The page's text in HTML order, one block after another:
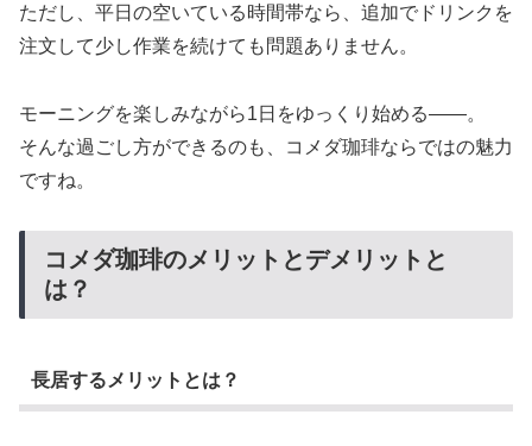
ただし、平日の空いている時間帯なら、追加でドリンクを
注文して少し作業を続けても問題ありません。
モーニングを楽しみながら1日をゆっくり始める——。
そんな過ごし方ができるのも、コメダ珈琲ならではの魅力
ですね。
コメダ珈琲のメリットとデメリットと
は？
長居するメリットとは？